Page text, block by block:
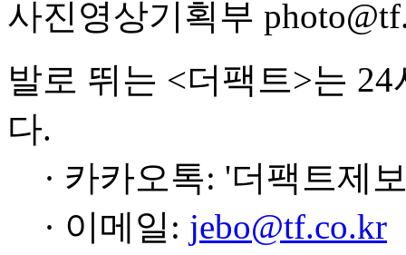
사진영상기획부
발로 뛰는 <더팩트>는
다.
· 카카오톡: '더팩트제
· 이메일: jebo@tf.co.kr